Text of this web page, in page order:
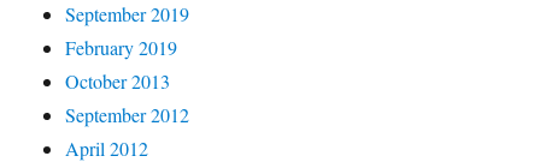
September 2019
February 2019
October 2013
September 2012
April 2012